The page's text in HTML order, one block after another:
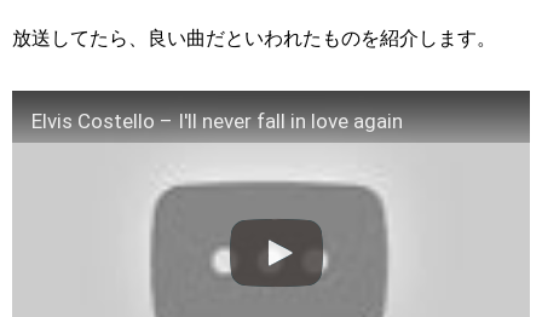
放送してたら、良い曲だといわれたものを紹介します。
Elvis Costello – I'll never fall in love again